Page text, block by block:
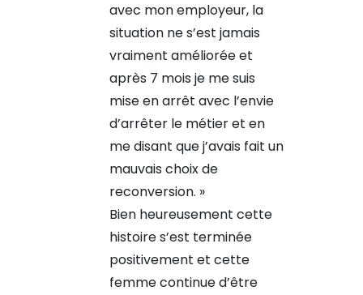
avec mon employeur, la
situation ne s’est jamais
vraiment améliorée et
après 7 mois je me suis
mise en arrêt avec l’envie
d’arrêter le métier et en
me disant que j’avais fait un
mauvais choix de
reconversion. »
Bien heureusement cette
histoire s’est terminée
positivement et cette
femme continue d’être